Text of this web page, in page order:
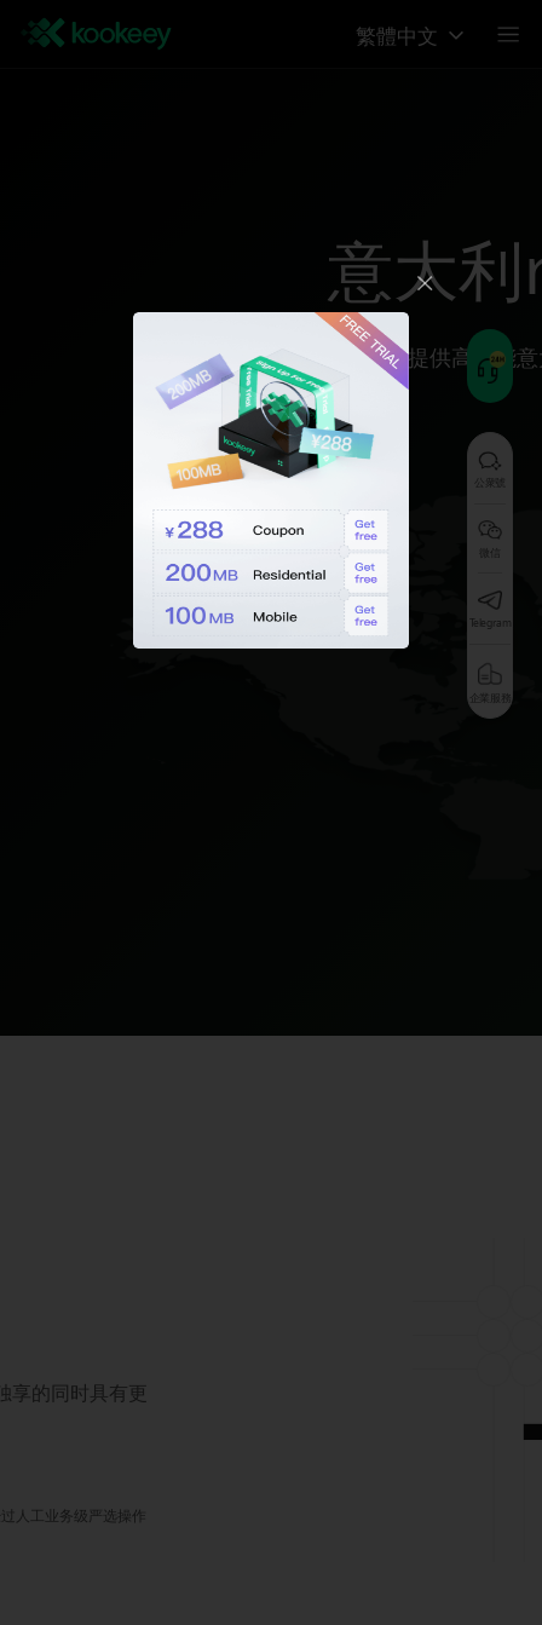
繁體中文
意大
为您提供高性能
享的同时具有更
人工业务级严选操作
公衆號
微信
Telegram
企業服務